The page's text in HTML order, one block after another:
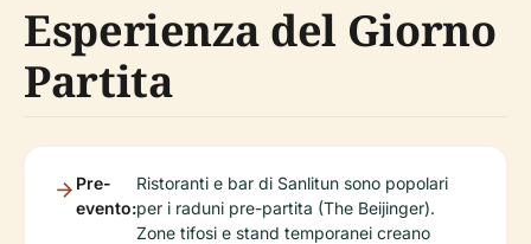
Esperienza del Giorno
Partita
Pre-
evento:
Ristoranti e bar di Sanlitun sono popolari
per i raduni pre-partita (The Beijinger).
Zone tifosi e stand temporanei creano